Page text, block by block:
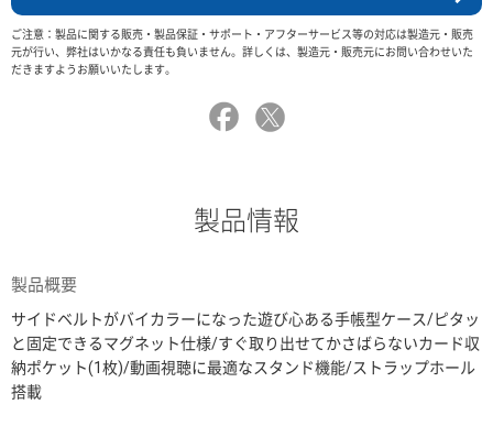
ご注意：製品に関する販売・製品保証・サポート・アフターサービス等の対応は製造元・販売
元が行い、弊社はいかなる責任も負いません。詳しくは、製造元・販売元にお問い合わせいた
だきますようお願いいたします。
製品情報
製品概要
サイドベルトがバイカラーになった遊び心ある手帳型ケース/ピタッ
と固定できるマグネット仕様/すぐ取り出せてかさばらないカード収
納ポケット(1枚)/動画視聴に最適なスタンド機能/ストラップホール
搭載